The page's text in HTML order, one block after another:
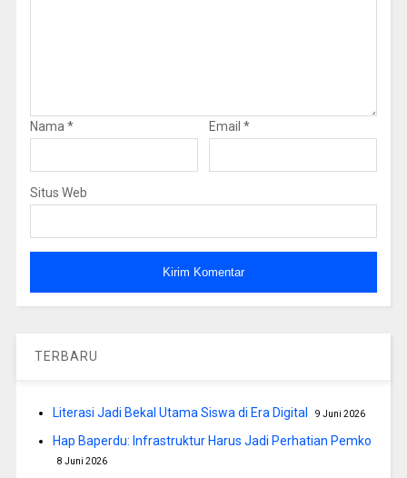
Nama * Email *
Situs Web
TERBARU
Literasi Jadi Bekal Utama Siswa di Era Digital 9 Juni 2026
Hap Baperdu: Infrastruktur Harus Jadi Perhatian Pemko
8 Juni 2026